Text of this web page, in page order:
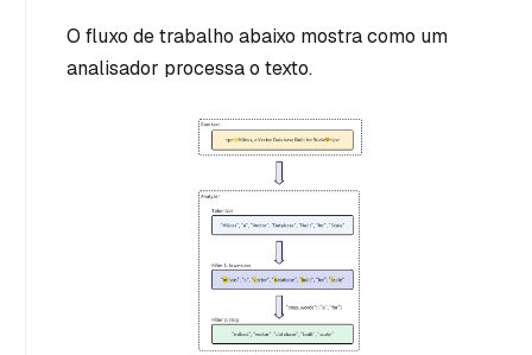
O fluxo de trabalho abaixo mostra como um
analisador processa o texto.